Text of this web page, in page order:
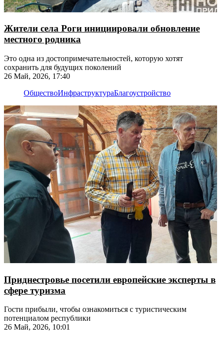
Жители села Роги инициировали обновление
местного родника
Это одна из достопримечательностей, которую хотят
сохранить для будущих поколений
26 Май, 2026, 17:40
ОбществоИнфраструктураБлагоустройство
Приднестровье посетили европейские эксперты в
сфере туризма
Гости прибыли, чтобы ознакомиться с туристическим
потенциалом республики
26 Май, 2026, 10:01